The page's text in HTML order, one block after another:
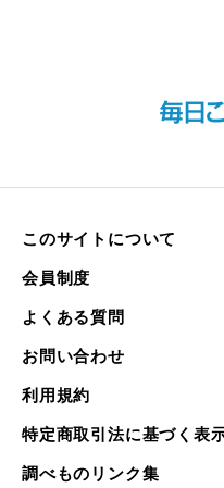
このサイトについて
会員制度
よくある質問
お問い合わせ
利用規約
特定商取引法に基づく表
調べものリンク集